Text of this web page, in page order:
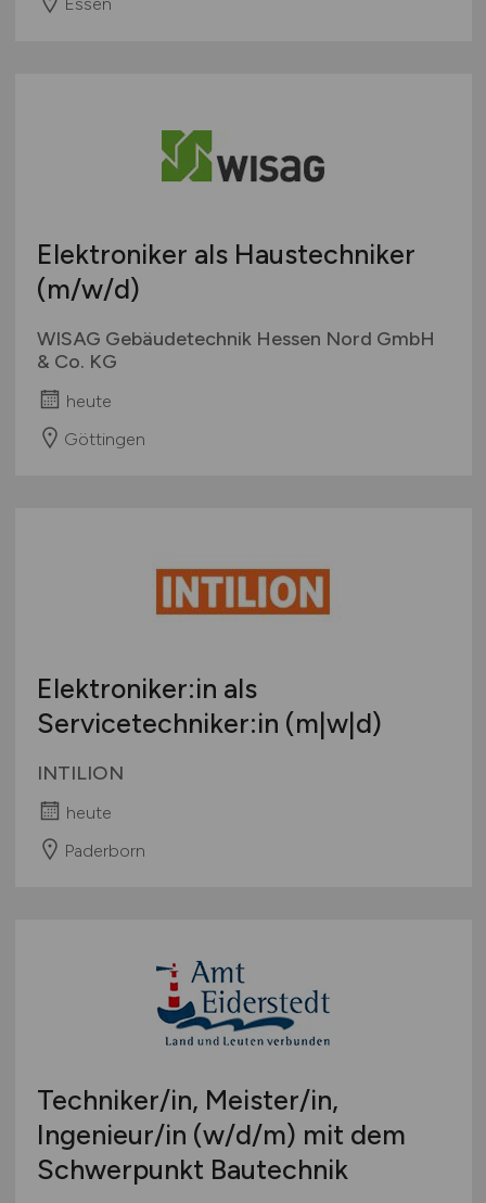
Elektroniker als Haustechniker
(m/w/d)
WISAG Gebäudetechnik Hessen Nord GmbH
& Co. KG
heute
Göttingen
Elektroniker:in als
Servicetechniker:in (m|w|d)
INTILION
heute
Paderborn
Techniker/in, Meister/in,
Ingenieur/in (w/d/m) mit dem
Schwerpunkt Bautechnik